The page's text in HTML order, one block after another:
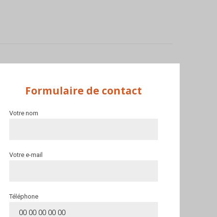
Formulaire de contact
Votre nom
Votre e-mail
Téléphone